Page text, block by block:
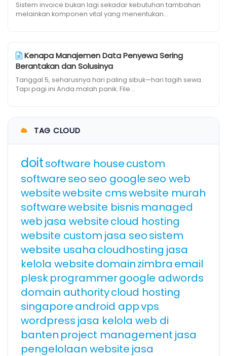
Sistem invoice bukan lagi sekadar kebutuhan tambahan
melainkan komponen vital yang menentukan...
Kenapa Manajemen Data Penyewa Sering
Berantakan dan Solusinya
Tanggal 5, seharusnya hari paling sibuk—hari tagih sewa.
Tapi pagi ini Anda malah panik. File...
TAG CLOUD
doitsoftware housecustom
softwareseoseo googleseo web
websitewebsite cmswebsite murah
softwarewebsite bisnis managed
web jasa websitecloud hosting
website custom jasa seosistem
website usaha cloudhosting jasa
kelola websitedomainzimbra email
pleskprogrammergoogle adwords
domain authoritycloud hosting
singaporeandroid appvps
wordpress jasa kelola web di
banten project management jasa
pengelolaan website jasa